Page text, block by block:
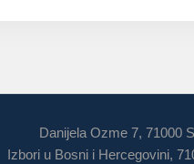
Danijela Ozme 7, 71000
Izbori u Bosni i Hercegovini,